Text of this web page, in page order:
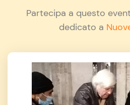
Partecipa a questo
dedicato a